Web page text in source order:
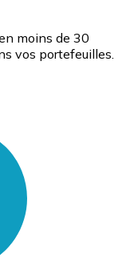
moins de 30
vos portefeuilles.